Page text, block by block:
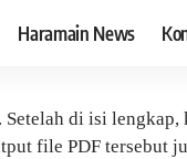
Haramain News
di isi
file PDF tersebut